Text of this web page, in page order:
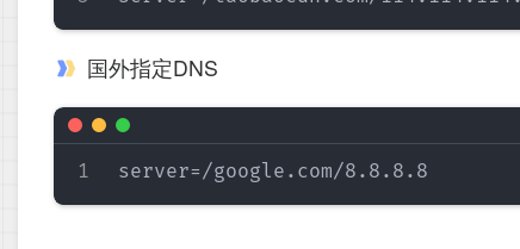
国外指定DNS